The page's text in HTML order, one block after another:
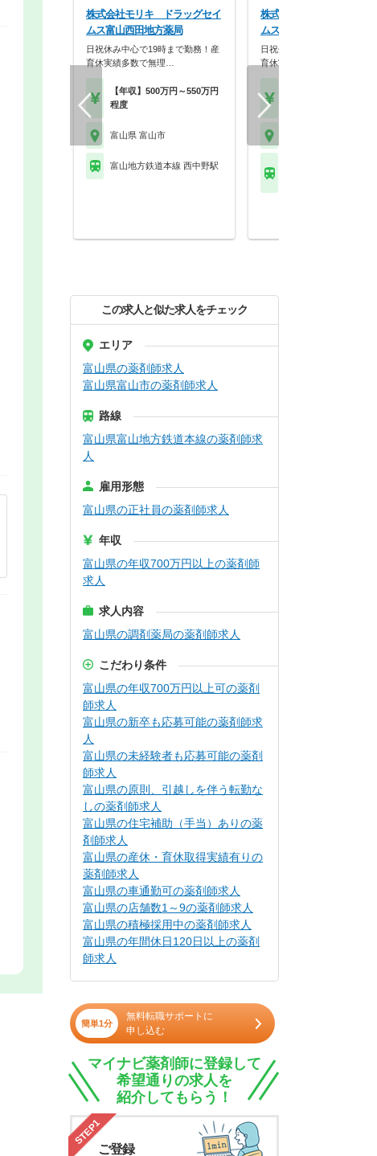
株式会社モリキ ドラッグセイ
ムス富山西田地方薬局
日祝休み中心で19時まで勤務！産
育休実績多数で無理…
【年収】500万円～550万円
程度
富山県 富山市
富山地方鉄道本線 西中野駅
株式会社モリキ ドラッ
ムス富山神通本町薬局
日祝休み中心で19時まで勤
育休実績多数で無理…
この求人と似た求人をチェック
エリア
富山県の薬剤師求人
富山県富山市の薬剤師求人
路線
富山県富山地方鉄道本線の薬剤師求
人
雇用形態
富山県の正社員の薬剤師求人
年収
富山県の年収700万円以上の薬剤師
求人
求人内容
富山県の調剤薬局の薬剤師求人
こだわり条件
富山県の年収700万円以上可の薬剤
師求人
富山県の新卒も応募可能の薬剤師求
人
富山県の未経験者も応募可能の薬剤
師求人
富山県の原則、引越しを伴う転勤な
しの薬剤師求人
富山県の住宅補助（手当）ありの薬
剤師求人
富山県の産休・育休取得実績有りの
薬剤師求人
富山県の車通勤可の薬剤師求人
富山県の店舗数1～9の薬剤師求人
富山県の積極採用中の薬剤師求人
富山県の年間休日120日以上の薬剤
師求人
簡単1分
無料転職サポートに
申し込む
マイナビ薬剤師に登録して
希望通りの求人を
紹介してもらう！
STEP1
ご登録